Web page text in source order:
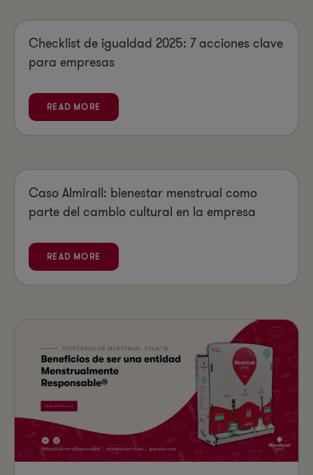
Checklist de igualdad 2025: 7 acciones clave
para empresas
READ MORE
Caso Almirall: bienestar menstrual como
parte del cambio cultural en la empresa
READ MORE